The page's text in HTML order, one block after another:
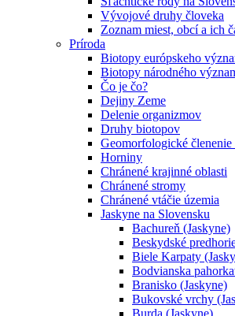
Vývojové druhy človeka
Zoznam miest, obcí a ich
Príroda
Biotopy európskeho
Biotopy národného
Čo je čo?
Dejiny Zeme
Delenie organizmov
Druhy biotopov
Geomorfologické členenie
Horniny
Chránené krajinné oblasti
Chránené stromy
Chránené vtáčie územia
Jaskyne na Slovensku
Bachureň (Jaskyne)
Beskydské
Biele Karpaty
Bodvianska
Branisko (Jaskyne)
Bukovské vrchy
Burda (Jaskyne)